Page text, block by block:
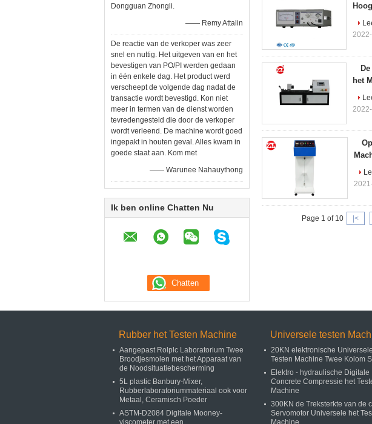
Dongguan Zhongli.
—— Remy Attalin
De reactie van de verkoper was zeer
snel en nuttig. Het uitgeven van en het
bevestigen van PO/PI werden gedaan
in één enkele dag. Het product werd
verscheept de volgende dag nadat de
transactie wordt bevestigd. Kon niet
meer in termen van de dienst worden
tevredengesteld die door de verkoper
wordt verleend. De machine wordt goed
ingepakt in houten geval. Alles kwam in
goede staat aan. Kom met
—— Warunee Nahauythong
Ik ben online Chatten Nu
het
Page 1 of 10 |<
Rubber het Testen Machine
Aangepast Rolplc Laboratorium Twee
Broodjesmolen met het Apparaat van
de Noodsituatiebescherming
5L plastic Banbury-Mixer,
Rubberlaboratoriummateriaal ook voor
Metaal, Ceramisch Poeder
ASTM-D2084 Digitale Mooney-
viscometer met een
Universele testen
20KN elektronische
Testen Machine Twee Kolom
Elektro - hydraulische Digitale
Concrete Compressie het
Machine
300KN de Treksterkte van de
Servomotor Universele het
Machine